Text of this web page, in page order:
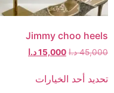
Jimmy choo heels
45,000 د.ا 15,000د.ا
تحديد أحد الخيارات